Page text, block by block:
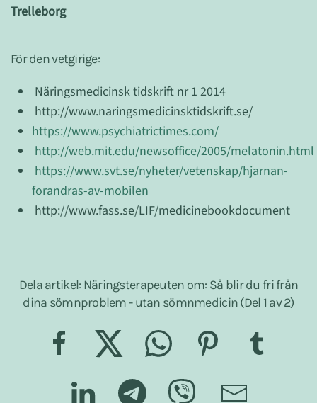
Trelleborg
För den vetgirige:
Näringsmedicinsk tidskrift nr 1 2014
http://www.naringsmedicinsktidskrift.se/
https://www.psychiatrictimes.com/
http://web.mit.edu/newsoffice/2005/melatonin.html
https://www.svt.se/nyheter/vetenskap/hjarnan-
forandras-av-mobilen
http://www.fass.se/LIF/medicinebookdocument
Dela artikel: Näringsterapeuten om: Så blir du fri från
dina sömnproblem - utan sömnmedicin (Del 1 av 2)